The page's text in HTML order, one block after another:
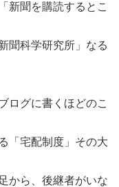
新聞を購読するとこ
聞科学研究所」なる
ログに書くほどのこ
「宅配制度」その大
から、後継者がいな